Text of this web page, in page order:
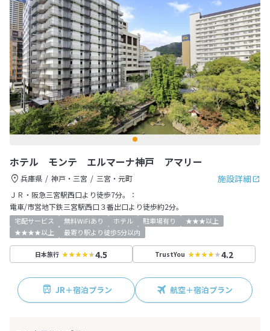
ホテル モンテ エルマーナ神戸 アマリー
施設詳細
兵庫県 神戸・三宮
三宮・元町
ＪＲ・阪急三宮駅西口より徒歩7分。：
電車/市営地下鉄三宮駅西口３番出口より徒歩約2分。
宅配サービス 無料WiFiあり ホテル 駐車場有り
★★★以上
★★★★以上
最寄り駅より徒歩5分以内
日本旅行 4.5 TrustYou 4.2
JR＋宿泊プラン 航空＋宿泊プラン